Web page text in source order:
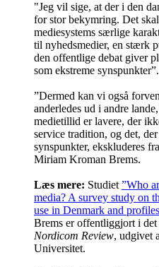
"Jeg vil sige, at der i den
for stor bekymring. Det
mediesystems særlige
til nyhedsmedier, en stærk
den offentlige debat giver
som ekstreme synspunkter”.
”Dermed kan vi også
anderledes ud i andre
medietillid er lavere, der
service tradition, og det,
synspunkter, ekskluderes
Miriam Kroman Brems.
Læs mere: Studiet ”Who
media? A survey study on
use in Denmark and
Brems er offentliggjort i
Nordicom Review, udgivet
Universitet.